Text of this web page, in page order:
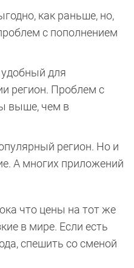
как раньше, но,
с пополнением
для
регион. Проблем с
выше, чем в
регион. Но и
А многих приложений
что цены на тот же
в мире. Если есть
спешить со сменой